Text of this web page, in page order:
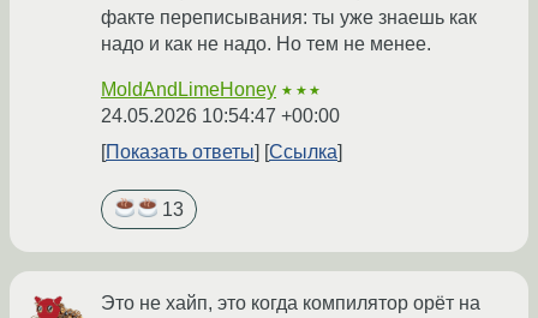
факте переписывания: ты уже знаешь как
надо и как не надо. Но тем не менее.
MoldAndLimeHoney ★★★
24.05.2026 10:54:47 +00:00
Показать ответы
Ссылка
13
Это не хайп, это когда компилятор орёт на